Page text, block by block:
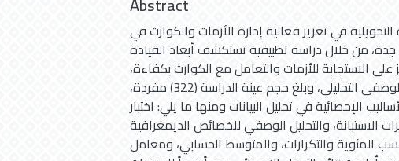
في تعزيز فعالية إدارة الأزمات والكوارث في
من خلال دراسة تطبيقية تستكشف أبعاد القيادة
على الاستجابة للأزمات والتعامل مع الكوارث بكفاءة،
وتم الاعتماد على المنهج الوصفي التحليلي، وبلغ حجم عينة الدراسة (322) مفردة،
الإحصائية في تحليل البيانات ومنها ما يلي: اختبار
الاستبانة، والتحليل الوصفي للخصائص الديمغرافية
المئوية والتكرارات، والمتوسط الحسابي، ومعامل